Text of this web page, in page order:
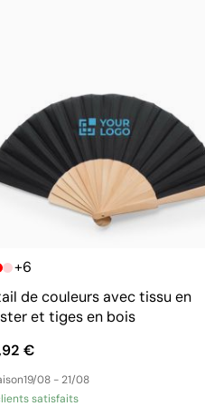
quantités moyennes
et bien définies
grandes séries
+6
de couleurs avec tissu en
et tiges en bois
€
19/08 - 21/08
satisfaits